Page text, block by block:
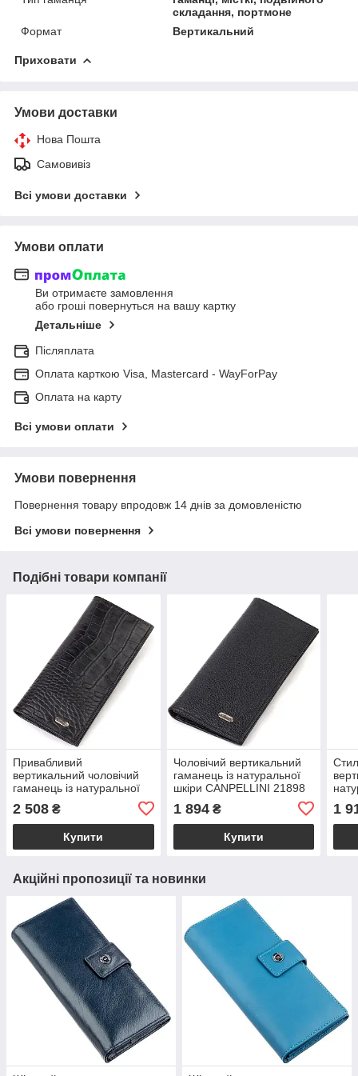
складання, портмоне
Формат
Вертикальний
Приховати
Умови доставки
Нова Пошта
Самовивіз
Всі умови доставки
Умови оплати
Ви отримаєте замовлення
або гроші повернуться на вашу картку
Детальніше
Післяплата
Оплата карткою Visa, Mastercard - WayForPay
Оплата на карту
Всі умови оплати
Умови повернення
Повернення товару впродовж 14 днів за домовленістю
Всі умови повернення
Подібні товари компанії
Привабливий
вертикальний чоловічий
гаманець із натуральної
крокодила CANPELLINI
21896 Чорний
2 508 ₴
Купити
Чоловічий вертикальний
гаманець із натуральної
шкіри CANPELLINI 21898
1 894₴
Купити
1
Акційні пропозиції та новинки